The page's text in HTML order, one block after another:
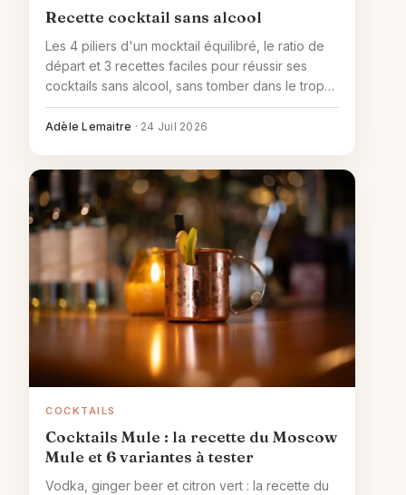
Recette cocktail sans alcool
Les 4 piliers d'un mocktail équilibré, le ratio de
départ et 3 recettes faciles pour réussir ses
cocktails sans alcool, sans tomber dans le trop
sucré.
Adèle Lemaitre · 24 Juil 2026
COCKTAILS
Cocktails Mule : la recette du Moscow
Mule et 6 variantes à tester
Vodka, ginger beer et citron vert : la recette du